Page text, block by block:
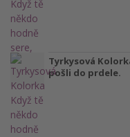
Tyrkysová
pošli do prdele.